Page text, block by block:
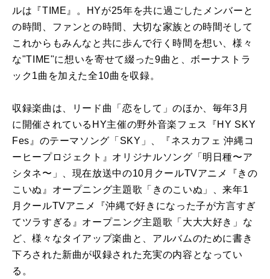
ルは『TIME』。HYが25年を共に過ごしたメンバーと
の時間、ファンとの時間、大切な家族との時間そして
これからもみんなと共に歩んで行く時間を想い、様々
な"TIME"に想いを寄せて綴った9曲と、ボーナストラ
ック1曲を加えた全10曲を収録。
収録楽曲は、リード曲「恋をして」のほか、毎年3月
に開催されているHY主催の野外音楽フェス『HY SKY
Fes』のテーマソング「SKY」、『ネスカフェ 沖縄コ
ーヒープロジェクト』オリジナルソング「明日種〜ア
シタネ〜」、現在放送中の10月クールTVアニメ『きの
こいぬ』オープニング主題歌「きのこいぬ」、来年1
月クールTVアニメ『沖縄で好きになった子が方言すぎ
てツラすぎる』オープニング主題歌「大大大好き」な
ど、様々なタイアップ楽曲と、アルバムのために書き
下ろされた新曲が収録された充実の内容となってい
る。